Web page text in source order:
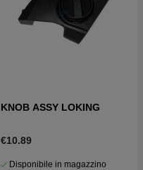
KNOB ASSY LOKING
€10.89
Disponibile in magazzino